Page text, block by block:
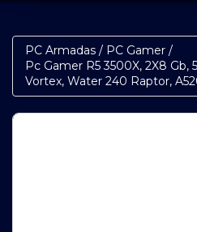
PC Armadas / PC Gamer /
Pc Gamer R5 3500X, 2X8 Gb,
Vortex, Water 240 Raptor,